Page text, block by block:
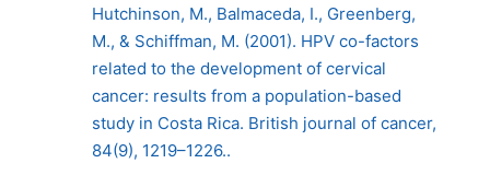
Hutchinson, M., Balmaceda, I., Greenberg,
M., & Schiffman, M. (2001). HPV co-factors
related to the development of cervical
cancer: results from a population-based
study in Costa Rica. British journal of cancer,
84(9), 1219–1226..